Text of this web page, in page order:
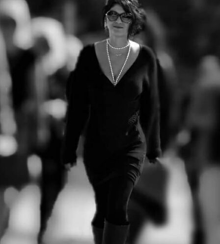
Οι εγγραφές του 4ου Δρόμου
Θυσίας "Κακολύρι 1944"
συνεχίζονται!
Ο Δρόμος Θυσίας που
διεξάγεται για να κρατήσει
ζωντανή τη μνήμη του
Ολοκαυτώματος των
Σάββατο 04/07/2026, για
τέταρτη χρονιά στους
Μαρτυρικούς Ταξιάρχες σε,
δύο αναβαθμισμένους
αγώνες:
· Δρόμος Θυσίας 21,1 χλμ
· Δρόμος Θυσίας 4,7 χλμ
Στο Δρόμο Θυσίας «Κακολύρι
1944» οι δρομείς αγωνίζονται,
μαζί με τους ανθρώπους που
στήθηκαν στο απόσπασμα.